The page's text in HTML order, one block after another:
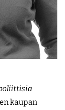
kaupan